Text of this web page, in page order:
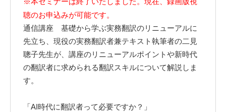
聴のお申込みが可能です。
通信講座 基礎から学ぶ実務翻訳のリニューアルに
先立ち、現役の実務翻訳者兼テキスト執筆者の二見
聰子先生が、講座のリニューアルポイントや新時代
の翻訳者に求められる翻訳スキルについて解説しま
す。
「AI時代に翻訳者って必要ですか？」